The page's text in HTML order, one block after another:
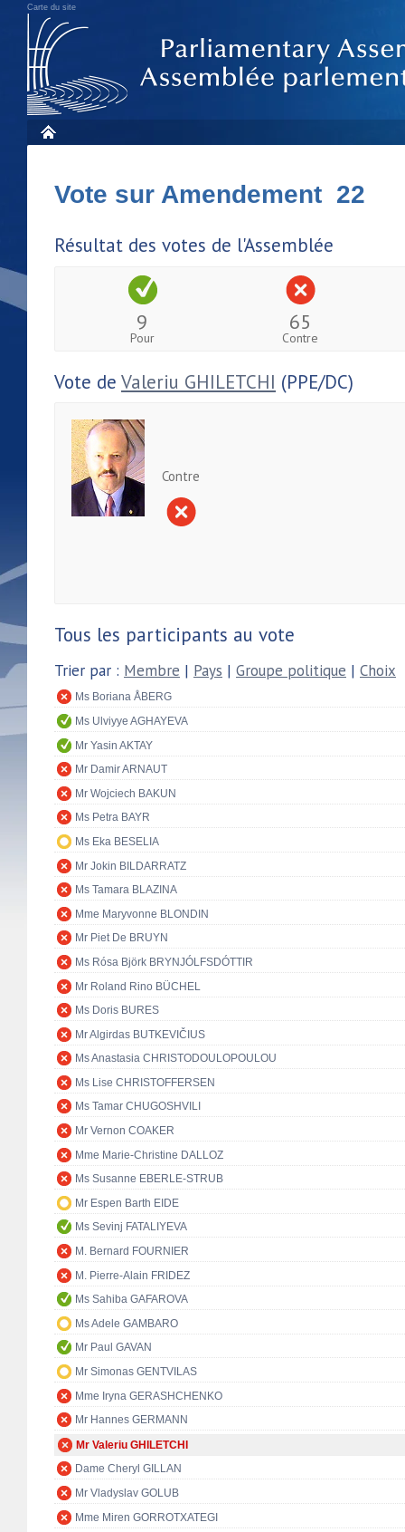
Carte du site
Vote sur Amendement 22
Résultat des votes de l'Assemblée
9
Pour
65
Contre
Vote de Valeriu GHILETCHI (PPE/DC)
Contre
Tous les participants au vote
Trier par : Membre | Pays | Groupe politique | Choix
Ms Boriana ÅBERG
Ms Ulviyye AGHAYEVA
Mr Yasin AKTAY
Mr Damir ARNAUT
Mr Wojciech BAKUN
Ms Petra BAYR
Ms Eka BESELIA
Mr Jokin BILDARRATZ
Ms Tamara BLAZINA
Mme Maryvonne BLONDIN
Mr Piet De BRUYN
Ms Rósa Björk BRYNJÓLFSDÓTTIR
Mr Roland Rino BÜCHEL
Ms Doris BURES
Mr Algirdas BUTKEVIČIUS
Ms Anastasia CHRISTODOULOPOULOU
Ms Lise CHRISTOFFERSEN
Ms Tamar CHUGOSHVILI
Mr Vernon COAKER
Mme Marie-Christine DALLOZ
Ms Susanne EBERLE-STRUB
Mr Espen Barth EIDE
Ms Sevinj FATALIYEVA
M. Bernard FOURNIER
M. Pierre-Alain FRIDEZ
Ms Sahiba GAFAROVA
Ms Adele GAMBARO
Mr Paul GAVAN
Mr Simonas GENTVILAS
Mme Iryna GERASHCHENKO
Mr Hannes GERMANN
Mr Valeriu GHILETCHI
Dame Cheryl GILLAN
Mr Vladyslav GOLUB
Mme Miren GORROTXATEGI